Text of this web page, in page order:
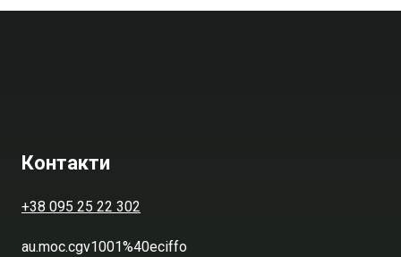
Контакти
+38 095 25 22 302
au.moc.cgv1001%40eciffo